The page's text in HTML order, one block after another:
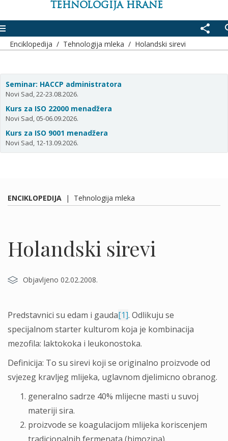
TEHNOLOGIJA HRANE
share
Enciklopedija / Tehnologija mleka / Holandski sirevi
Seminar: HACCP administratora
Novi Sad, 22-23.08.2026.
Kurs za ISO 22000 menadžera
Novi Sad, 05-06.09.2026.
Kurs za ISO 9001 menadžera
Novi Sad, 12-13.09.2026.
ENCIKLOPEDIJA | Tehnologija mleka
Holandski sirevi
Objavljeno 02.02.2008.
Predstavnici su edam i gauda[1]. Odlikuju se
specijalnom starter kulturom koja je kombinacija
mezofila: laktokoka i leukonostoka.
Definicija: To su sirevi koji se originalno proizvode od
svjezeg kravljeg mlijeka, uglavnom djelimicno obranog.
generalno sadrze 40% mlijecne masti u suvoj
materiji sira.
proizvode se koagulacijom mlijeka koriscenjem